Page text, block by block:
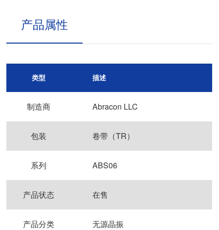
产品属性
类型 描述
制造商 Abracon LLC
包装 卷带（TR）
系列 ABS06
产品状态 在售
产品分类 无源晶振